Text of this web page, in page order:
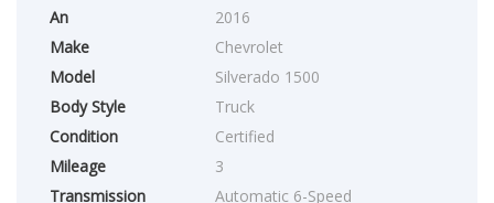
An
2016
Make
Chevrolet
Model
Silverado 1500
Body Style
Truck
Condition
Certified
Mileage
3
Transmission
Automatic 6-Speed